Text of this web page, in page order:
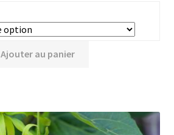
Ajouter au panier